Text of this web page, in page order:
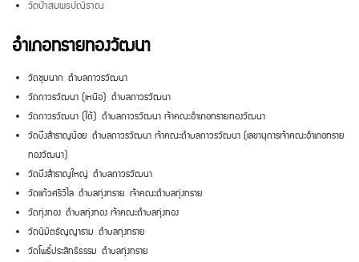
วัดป่าสมพรปณิธาณ
อำเภอทรายทองวัฒนา
วัดชุมนาก ตำบลถาวรวัฒนา
วัดถาวรวัฒนา (เหนือ) ตำบลถาวรวัฒนา
วัดถาวรวัฒนา (ใต้) ตำบลถาวรวัฒนา เจ้าคณะอำเภอทรายทองวัฒนา
วัดบึงสำราญน้อย ตำบลถาวรวัฒนา เจ้าคณะตำบลถาวรวัฒนา (เลขานุการเจ้าคณะอำเภอทราย
ทองวัฒนา)
วัดบึงสำราญใหญ่ ตำบลถาวรวัฒนา
วัดแก้วศรีวิไล ตำบลทุ่งทราย เจ้าคณะตำบลทุ่งทราย
วัดทุ่งทอง ตำบลทุ่งทอง เจ้าคณะตำบลทุ่งทอง
วัดนิมิตธัญญาราม ตำบลทุ่งทราย
วัดโพธิ์ประสิทธิธรรม ตำบลทุ่งทราย